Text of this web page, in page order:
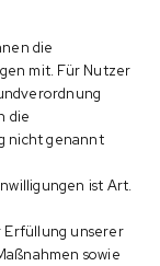
die
mit. Für Nutzer
die
nicht genannt
ist Art.
Erfüllung unserer
sowie